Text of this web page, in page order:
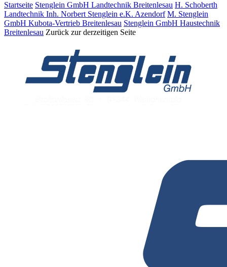
Startseite Stenglein GmbH Landtechnik Breitenlesau H. Schoberth
Land­tech­nik Inh. Norbert Stenglein e.K. Azendorf M. Stenglein
GmbH Kubota-Vertrieb Breitenlesau Stenglein GmbH Haustechnik
Breitenlesau Zurück zur derzeitigen Seite